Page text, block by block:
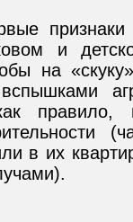
и
на
правило,
в их